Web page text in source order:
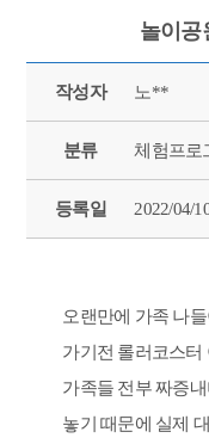
놀이공
작성자 노**
분류 체험프로
등록일 2022/04/
오랜만에 가족 나
가기전 롤러코스터
가족들 전부 짜증
놓기 때문에 실제